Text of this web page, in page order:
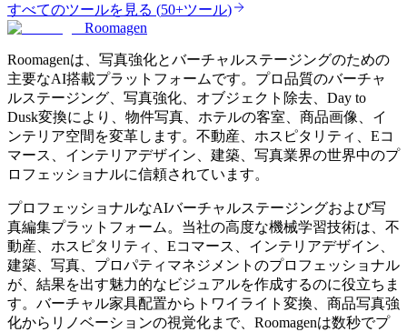
すべてのツールを見る (50+ツール)
Roomagen
Roomagenは、写真強化とバーチャルステージングのための
主要なAI搭載プラットフォームです。プロ品質のバーチャ
ルステージング、写真強化、オブジェクト除去、Day to
Dusk変換により、物件写真、ホテルの客室、商品画像、イ
ンテリア空間を変革します。不動産、ホスピタリティ、Eコ
マース、インテリアデザイン、建築、写真業界の世界中のプ
ロフェッショナルに信頼されています。
プロフェッショナルなAIバーチャルステージングおよび写
真編集プラットフォーム。当社の高度な機械学習技術は、不
動産、ホスピタリティ、Eコマース、インテリアデザイン、
建築、写真、プロパティマネジメントのプロフェッショナル
が、結果を出す魅力的なビジュアルを作成するのに役立ちま
す。バーチャル家具配置からトワイライト変換、商品写真強
化からリノベーションの視覚化まで、Roomagenは数秒でプ